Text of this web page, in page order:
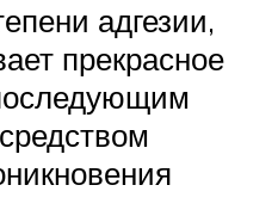
адгезии,
прекрасное